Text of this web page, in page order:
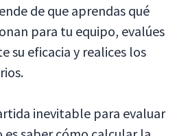
de que aprendas qué
para tu equipo, evalúes
su eficacia y realices los
inevitable para evaluar